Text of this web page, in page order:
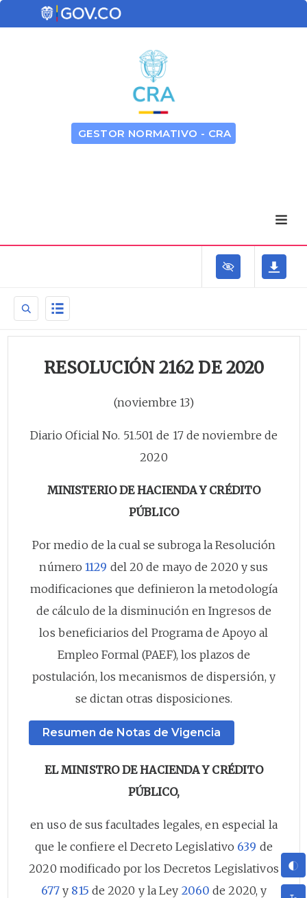
GESTOR NORMATIVO - CRA
RESOLUCIÓN 2162 DE 2020
(noviembre 13)
Diario Oficial No. 51.501 de 17 de noviembre de
2020
MINISTERIO DE HACIENDA Y CRÉDITO
PÚBLICO
Por medio de la cual se subroga la Resolución
número1129 del 20 de mayo de 2020 y sus
modificaciones que definieron la metodología
de cálculo de la disminución en Ingresos de
los beneficiarios del Programa de Apoyo al
Empleo Formal (PAEF), los plazos de
postulación, los mecanismos de dispersión, y
se dictan otras disposiciones.
Resumen de Notas de Vigencia
EL MINISTRO DE HACIENDA Y CRÉDITO
PÚBLICO,
en uso de sus facultades legales, en especial la
que le confiere el Decreto Legislativo 639 de
2020 modificado por los Decretos Legislativos
677 y 815 de 2020 y la Ley 2060 de 2020, y